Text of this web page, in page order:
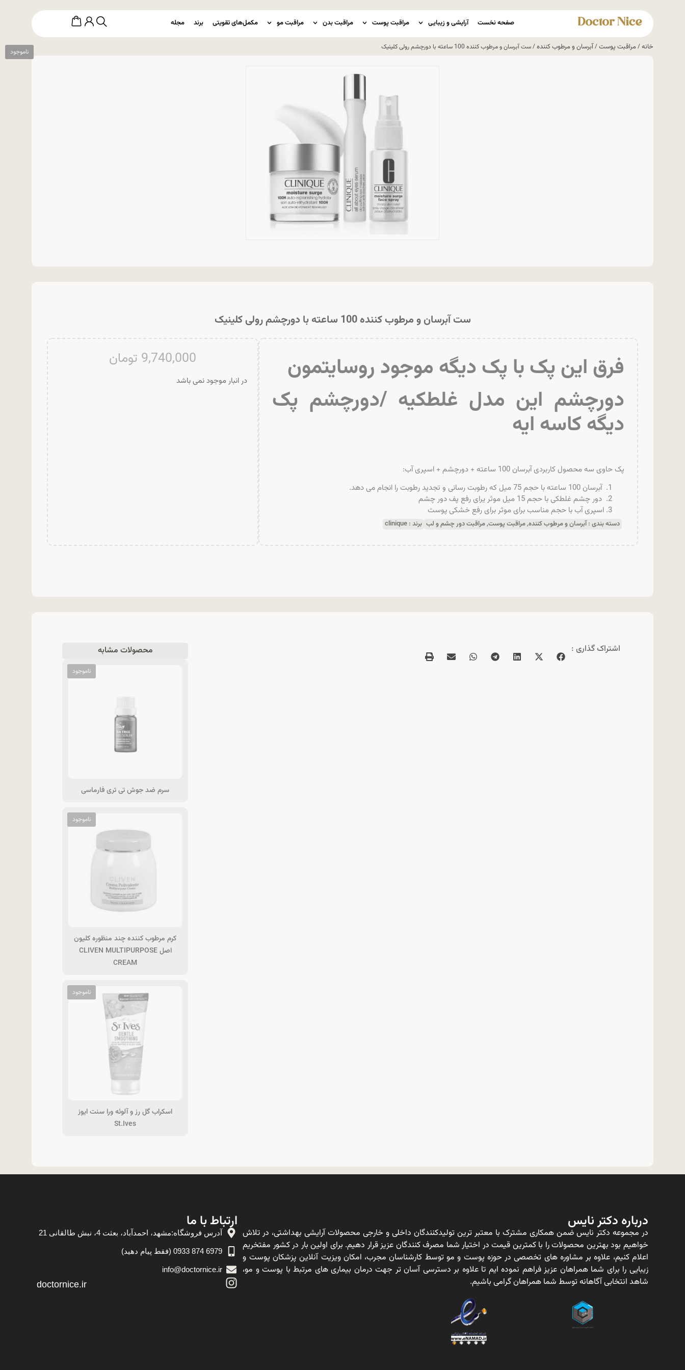
صفحه نخست آرایشی و زیبایی مراقبت پوست مراقبت بدن مراقبت مو مکمل‌های تقویتی برند مجله
خانه/مراقبت پوست/آبرسان و مرطوب کننده/ ست آبرسان و مرطوب کننده 100 ساعته با دورچشم رولی کلینیک
ست آبرسان و مرطوب کننده 100 ساعته با دورچشم رولی کلینیک
فرق این پک با پک دیگه موجود روسایتمون
دورچشم این مدل غلطکیه /دورچشم پک
دیگه کاسه ایه
پک حاوی سه محصول کاربردی آبرسان 100 ساعته + دورچشم + اسپری آب:
آبرسان 100 ساعته با حجم 75 میل که رطوبت رسانی و تجدید رطوبت را انجام می دهد.
دور چشم غلطکی با حجم 15 میل موثر یرای رفع پف دور چشم
اسپری آب با حجم مناسب برای موثر برای رفع خشکی پوست
دسته بندی :آبرسان و مرطوب کننده,مراقبت پوست,مراقبت دور چشم و لب برند : clinique
9,740,000 تومان
در انبار موجود نمی باشد
اشتراک گذاری : محصولات مشابه
سرم ضد جوش تی تری فارماسی
کرم مرطوب کننده چند منظوره کلیون
اصل CLIVEN MULTIPURPOSE
CREAM
اسکراب گل رز و آلوئه ورا سنت ایوز
St.Ives
درباره دکتر نایس
در مجموعه دکتر نایس ضمن همکاری مشترک با معتبر ترین تولیدکنندگان داخلی و خارجی محصولات آرایشی بهداشتی، در تلاش
خواهیم بود بهترین محصولات را با کمترین قیمت در اختیار شما مصرف کنندگان عزیز قرار دهیم. برای اولین بار در کشور مفتخریم
اعلام کنیم، علاوه بر مشاوره های تخصصی در حوزه پوست و مو توسط کارشناسان مجرب، امکان ویزیت آنلاین پزشکان پوست و
زیبایی را برای شما همراهان عزیز فراهم نموده ایم تا علاوه بر دسترسی آسان تر جهت درمان بیماری های مرتبط با پوست و مو،
شاهد انتخابی آگاهانه توسط شما همراهان گرامی باشیم.
ارتباط با ما
آدرس فروشگاه:مشهد، احمدآباد، بعثت 4، نبش طالقانی 21
6979 874 0933 (فقط پیام دهید)
info@doctornice.ir
doctornice.ir